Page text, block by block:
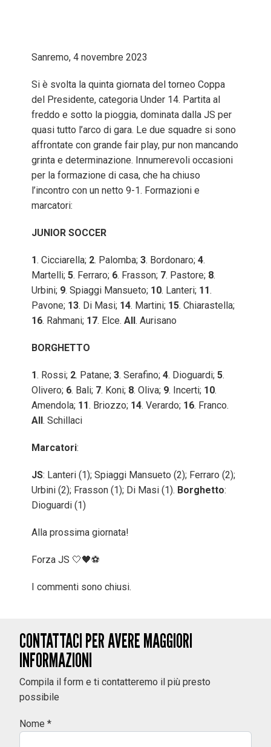
Sanremo, 4 novembre 2023
Si è svolta la quinta giornata del torneo Coppa
del Presidente, categoria Under 14. Partita al
freddo e sotto la pioggia, dominata dalla JS per
quasi tutto l’arco di gara. Le due squadre si sono
affrontate con grande fair play, pur non mancando
grinta e determinazione. Innumerevoli occasioni
per la formazione di casa, che ha chiuso
l’incontro con un netto 9-1. Formazioni e
marcatori:
JUNIOR SOCCER
1. Cicciarella; 2. Palomba; 3. Bordonaro; 4.
Martelli; 5. Ferraro; 6. Frasson; 7. Pastore; 8.
Urbini; 9. Spiaggi Mansueto; 10. Lanteri; 11.
Pavone; 13. Di Masi; 14. Martini; 15. Chiarastella;
16. Rahmani; 17. Elce. All. Aurisano
BORGHETTO
1. Rossi; 2. Patane; 3. Serafino; 4. Dioguardi; 5.
Olivero; 6. Bali; 7. Koni; 8. Oliva; 9. Incerti; 10.
Amendola; 11. Briozzo; 14. Verardo; 16. Franco.
All. Schillaci
Marcatori:
JS: Lanteri (1); Spiaggi Mansueto (2); Ferraro (2);
Urbini (2); Frasson (1); Di Masi (1). Borghetto:
Dioguardi (1)
Alla prossima giornata!
Forza JS 🤍🖤⚽️
I commenti sono chiusi.
CONTATTACI PER AVERE MAGGIORI
INFORMAZIONI
Compila il form e ti contatteremo il più presto
possibile
Nome *